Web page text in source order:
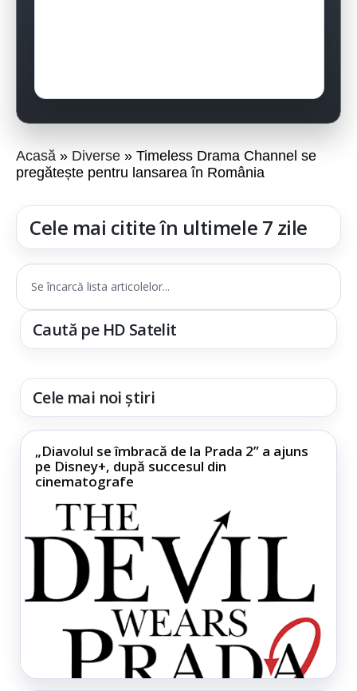
Acasă Diverse
Timeless Drama Channel se
pregătește pentru lansarea în România
Cele mai citite în ultimele 7 zile
Se încarcă lista articolelor...
Caută pe HD Satelit
Cele mai noi știri
„Diavolul se îmbracă de la Prada 2” a ajuns
pe Disney+, după succesul din
cinematografe